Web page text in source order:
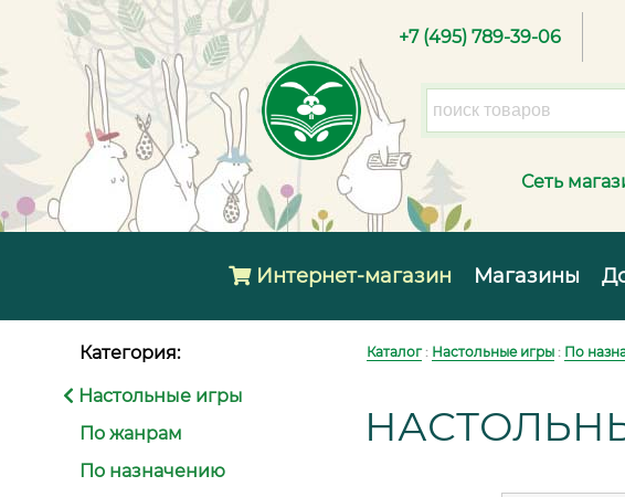
+7 (495) 789-39-06
Сеть
Интернет-магазин Магазины
Категория:
Настольные игры
По жанрам
По назначению
Каталог: Настольные игры : По